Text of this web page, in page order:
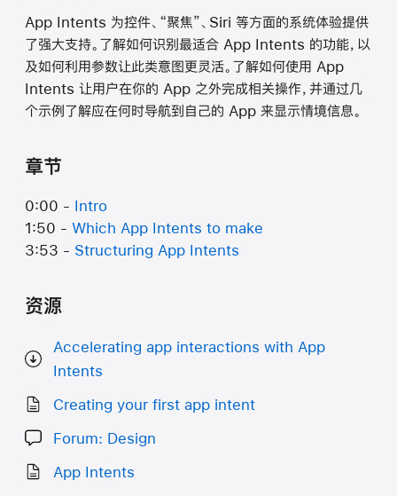
App Intents 为控件、“聚焦”、Siri 等方面的系统体验提供
了强大支持。了解如何识别最适合 App Intents 的功能，以
及如何利用参数让此类意图更灵活。了解如何使用 App
Intents 让用户在你的 App 之外完成相关操作，并通过几
个示例了解应在何时导航到自己的 App 来显示情境信息。
章节
0:00 - Intro
1:50 - Which App Intents to make
3:53 - Structuring App Intents
资源
Accelerating app interactions with App
Intents
Creating your first app intent
Forum: Design
App Intents